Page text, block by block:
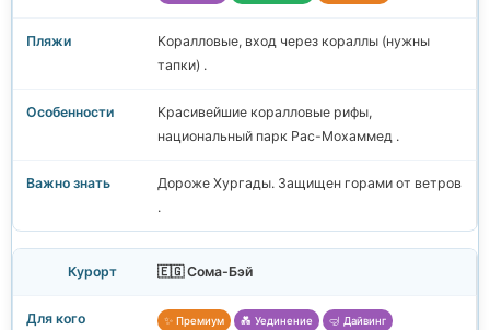
Коралловые, вход через кораллы (нужны
тапки) .
Красивейшие коралловые рифы,
национальный парк Рас-Мохаммед .
Дороже Хургады. Защищен горами от ветров
.
🇪🇬 Сома-Бэй
✨ Премиум 💑 Уединение 🤿 Дайвинг